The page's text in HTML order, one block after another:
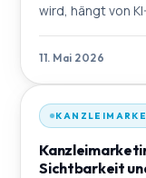
wird, hängt von
11. Mai 2026
Sichtbarkeit